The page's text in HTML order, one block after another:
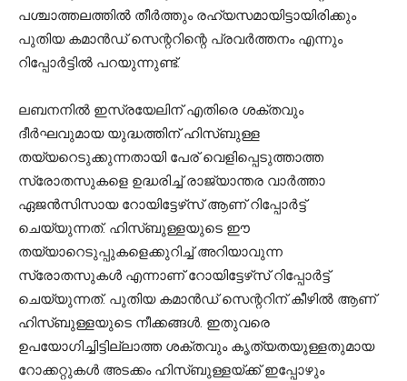
പശ്ചാത്തലത്തില്‍ തീര്‍ത്തും രഹ്യസമായിട്ടായിരിക്കും
പുതിയ കമാന്‍ഡ് സെന്ററിന്റെ പ്രവര്‍ത്തനം എന്നും
റിപ്പോര്‍ട്ടില്‍ പറയുന്നുണ്ട്.
ലബനനില്‍ ഇസ്രയേലിന് എതിരെ ശക്തവും
ദീര്‍ഘവുമായ യുദ്ധത്തിന് ഹിസ്ബുള്ള
തയ്യറെടുക്കുന്നതായി പേര് വെളിപ്പെടുത്താത്ത
സ്രോതസുകളെ ഉദ്ധരിച്ച് രാജ്യാന്തര വാര്‍ത്താ
ഏജന്‍സിസായ റോയിട്ടേഴ്‌സ് ആണ് റിപ്പോര്‍ട്ട്
ചെയ്യുന്നത്. ഹിസ്ബുള്ളയുടെ ഈ
തയ്യാറെടുപ്പുകളെക്കുറിച്ച് അറിയാവുന്ന
സ്രോതസുകള്‍ എന്നാണ് റോയിട്ടേഴ്‌സ് റിപ്പോര്‍ട്ട്
ചെയ്യുന്നത്. പുതിയ കമാന്‍ഡ് സെന്ററിന് കീഴില്‍ ആണ്
ഹിസ്ബുള്ളയുടെ നീക്കങ്ങള്‍. ഇതുവരെ
ഉപയോഗിച്ചിട്ടില്ലാത്ത ശക്തവും കൃത്യതയുള്ളതുമായ
റോക്കറ്റുകള്‍ അടക്കം ഹിസ്ബുള്ളയ്ക്ക് ഇപ്പോഴും